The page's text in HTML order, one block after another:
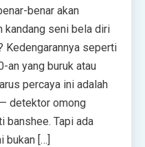
benar akan
kandang seni bela diri
Kedengarannya seperti
an yang buruk atau
percaya ini adalah
detektor omong
banshee. Tapi ada
bukan […]